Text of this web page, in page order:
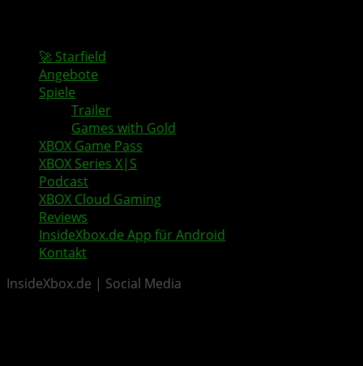
🚀 Starfield
Angebote
Spiele
Trailer
Games with Gold
XBOX Game Pass
XBOX Series X|S
Podcast
XBOX Cloud Gaming
Reviews
InsideXbox.de App für Android
Kontakt
InsideXbox.de | Social Media